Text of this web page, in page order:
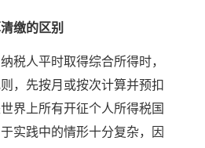
缴的区别
人平时取得综合所得时，
，先按月或按次计算并预扣
界上所有开征个人所得税国
实践中的情形十分复杂，因